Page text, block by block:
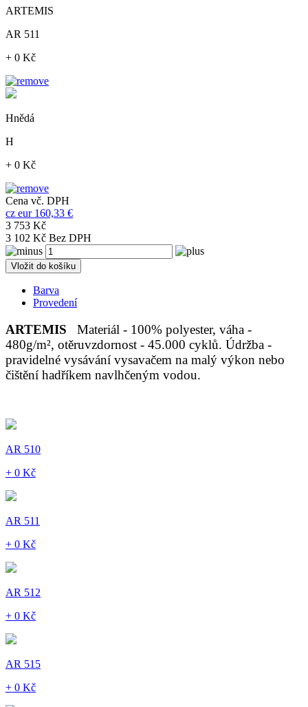
ARTEMIS
AR 511
+ 0 Kč
Hnědá
H
+ 0 Kč
Cena vč. DPH
cz eur 160,33 €
3 753 Kč
3 102 Kč Bez DPH
Vložit do košíku
Barva
Provedení
ARTEMIS
Materiál - 100% polyester, váha -
480g/m², otěruvzdornost - 45.000 cyklů. Údržba -
pravidelné vysávání vysavačem na malý výkon nebo
čištění hadříkem navlhčeným vodou.
AR 510
+ 0 Kč
AR 511
+ 0 Kč
AR 512
+ 0 Kč
AR 515
+ 0 Kč